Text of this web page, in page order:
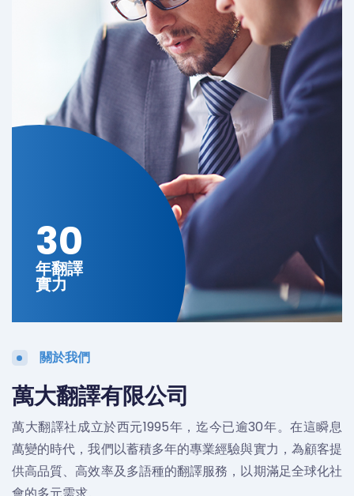
30
年翻譯
實力
關於我們
萬大翻譯有限公司
萬大翻譯社成立於西元1995年，迄今已逾30年。在這瞬息
萬變的時代，我們以蓄積多年的專業經驗與實力，為顧客提
供高品質、高效率及多語種的翻譯服務，以期滿足全球化社